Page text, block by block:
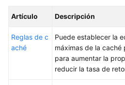
Artículo Descripción
Reglas de c
aché
Puede establecer la
máximas de la
para aumentar la
reducir la tasa de